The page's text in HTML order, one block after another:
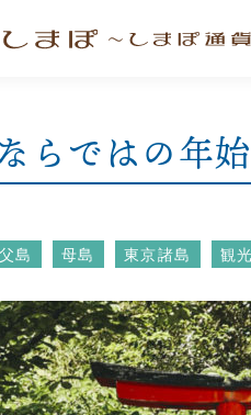
らではの年
父島 母島 東京諸島 観